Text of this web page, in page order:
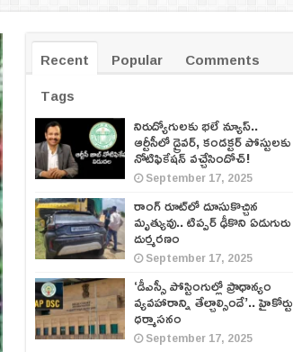
Recent Popular
Comments
Tags
నిరుద్యోగులకు భలే న్యూస్..
ఆర్టీసీలో డ్రైవర్, కండక్టర్‌ పోస్టులకు
నోటిఫికేషన్‌ వచ్చేసిందోచ్‌!
September 17, 2025
రాంగ్ రూట్‌లో దూసుకొచ్చిన
మృత్యువు.. టిప్పర్ ఢీకొని ఏడుగురు
దుర్మరణం
September 17, 2025
‘డీఎస్సీ పోస్టింగుల్లో ప్రాధాన్యం
వ్యవహారాన్ని తేల్చాల్సిందే’.. హైకోర్టు
ధర్మాసనం
September 17, 2025